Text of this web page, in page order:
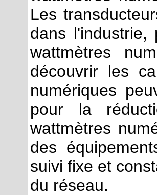
Les
dans l'industrie,
wattmètres
découvrir les
numériques
pour la
wattmètres
des
suivi fixe et
du réseau.